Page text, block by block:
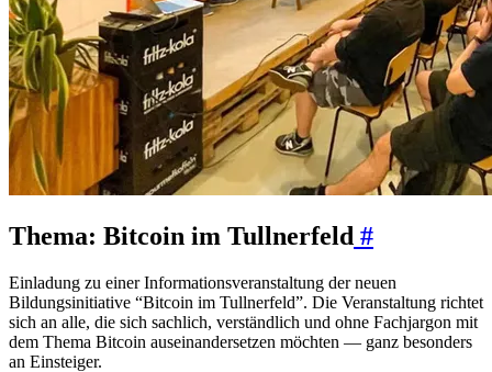
Thema: Bitcoin im Tullnerfeld #
Einladung zu einer Informationsveranstaltung der neuen
Bildungsinitiative “Bitcoin im Tullnerfeld”. Die Veranstaltung richtet
sich an alle, die sich sachlich, verständlich und ohne Fachjargon mit
dem Thema Bitcoin auseinandersetzen möchten — ganz besonders
an Einsteiger.